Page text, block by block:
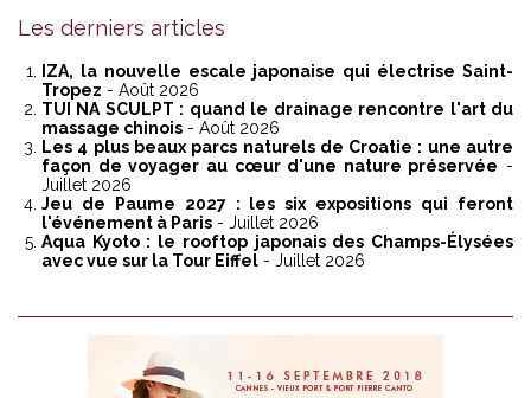
Les derniers articles
IZA, la nouvelle escale japonaise qui électrise Saint-
Tropez - Août 2026
TUI NA SCULPT : quand le drainage rencontre l'art du
massage chinois - Août 2026
Les 4 plus beaux parcs naturels de Croatie : une autre
façon de voyager au cœur d'une nature préservée -
Juillet 2026
Jeu de Paume 2027 : les six expositions qui feront
l'événement à Paris - Juillet 2026
Aqua Kyoto : le rooftop japonais des Champs-Élysées
avec vue sur la Tour Eiffel - Juillet 2026